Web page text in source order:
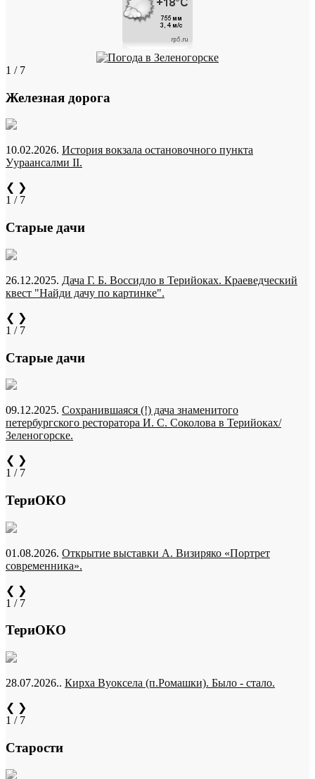
1 / 7
Железная дорога
10.02.2026. История вокзала остановочного пункта
Уураансалми II.
❮ ❯
1 / 7
Старые дачи
26.12.2025. Дача Г. Б. Воссидло в Терийоках. Краеведческий
квест "Найди дачу по картинке".
❮ ❯
1 / 7
Старые дачи
09.12.2025. Сохранившаяся (!) дача знаменитого
петербургского ресторатора И. С. Соколова в Терийоках/
Зеленогорске.
❮ ❯
1 / 7
ТериОКО
01.08.2026. Открытие выставки А. Визиряко «Портрет
современника».
❮ ❯
1 / 7
ТериОКО
28.07.2026.. Кирха Вуоксела (п.Ромашки). Было - стало.
❮ ❯
1 / 7
Старости